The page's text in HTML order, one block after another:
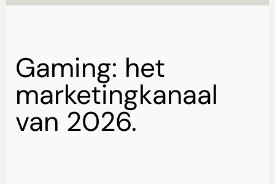
Gaming: het
marketingkanaal
van 2026.